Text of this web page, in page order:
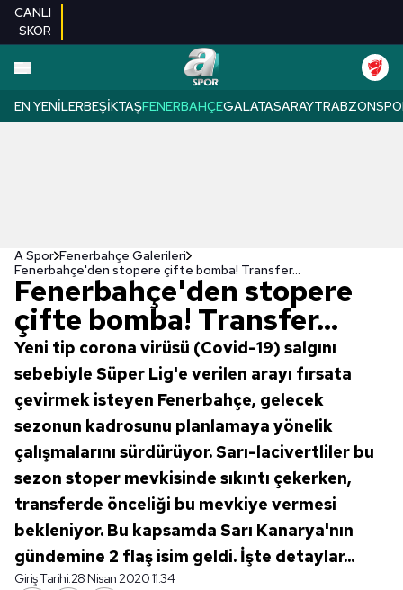
CANLI
SKOR
EN YENILERBEŞIKTAŞFENERBAHÇEGALATASARAY
A Spor Fenerbahçe Galerileri
Fenerbahçe'den stopere çifte bomba! Transfer...
Fenerbahçe'den stopere
çifte bomba! Transfer...
Yeni tip corona virüsü (Covid-19) salgını
sebebiyle Süper Lig'e verilen arayı fırsata
çevirmek isteyen Fenerbahçe, gelecek
sezonun kadrosunu planlamaya yönelik
çalışmalarını sürdürüyor. Sarı-lacivertliler bu
sezon stoper mevkisinde sıkıntı çekerken,
transferde önceliği bu mevkiye vermesi
bekleniyor. Bu kapsamda Sarı Kanarya'nın
gündemine 2 flaş isim geldi. İşte detaylar...
Giriş Tarihi:28 Nisan 2020 11:34